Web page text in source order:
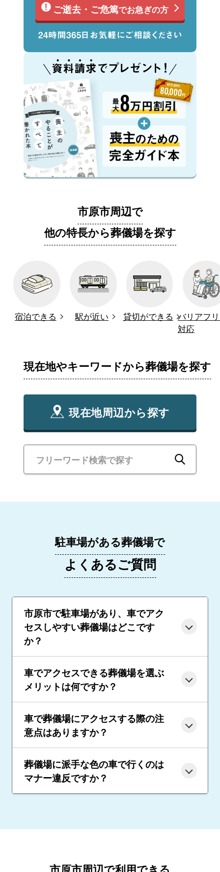
ご逝去・ご危篤でお急ぎの方
市原市周辺で
他の特長から葬儀場を探す
宿泊できる 駅が近い 貸切ができる バリアフ
対応
現在地やキーワードから葬儀場を探す
現在地周辺から探す
駐車場がある葬儀場で
よくあるご質問
市原市で駐車場があり、車でアク
セスしやすい葬儀場はどこです
か？
車でアクセスできる葬儀場を選ぶ
メリットは何ですか？
車で葬儀場にアクセスする際の注
意点はありますか？
葬儀場に派手な色の車で行くのは
マナー違反ですか？